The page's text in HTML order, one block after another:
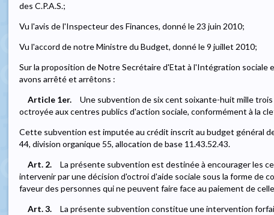
des C.P.A.S.;
Vu l'avis de l'Inspecteur des Finances, donné le 23 juin 2010;
Vu l'accord de notre Ministre du Budget, donné le 9 juillet 2010;
Sur la proposition de Notre Secrétaire d'Etat à l'Intégration sociale
avons arrêté et arrêtons :
Article 1er.
Une subvention de six cent soixante-huit mille
octroyée aux centres publics d'action sociale, conformément à la
Cette subvention est imputée au crédit inscrit au budget général
44, division organique 55, allocation de base 11.43.52.43.
Art. 2.
La présente subvention est destinée à encourager les
intervenir par une décision d'octroi d'aide sociale sous la forme de
faveur des personnes qui ne peuvent faire face au paiement de
Art. 3.
La présente subvention constitue une intervention